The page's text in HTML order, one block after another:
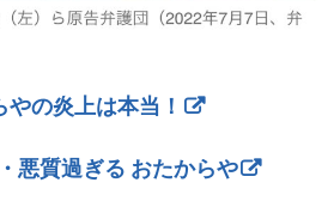
やの炎上は本当！
悪質過ぎる おたからや